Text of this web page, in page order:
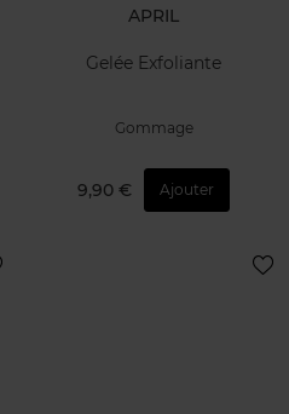
APRIL
Gelée Exfoliante
Gommage
9,90 € Ajouter